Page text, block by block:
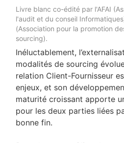
Livre blanc co-édité par l'AFAI
l'audit et du conseil
(Association pour la promotion
sourcing).
Inéluctablement,
modalités de sourcing
relation Client-Fournisseur
enjeux, et son
maturité croissant apporte
pour les deux parties liées
bonne fin.